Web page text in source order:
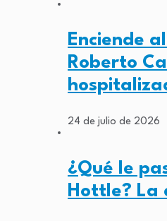
Enciende
Roberto
24 de julio de 2026
¿Qué le
Hottle?